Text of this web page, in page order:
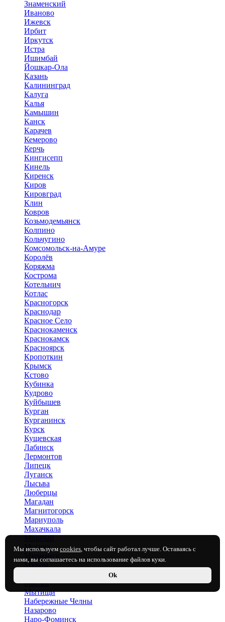
Мы используем cookies, чтобы сайт работал лучше. Оставаясь с
нами, вы соглашаетесь на использование файлов куки.
Ok
Знаменский
Иваново
Ижевск
Ирбит
Иркутск
Истра
Ишимбай
Йошкар-Ола
Казань
Калининград
Калуга
Калья
Камышин
Канск
Карачев
Кемерово
Керчь
Кингисепп
Кинель
Киренск
Киров
Кировград
Клин
Ковров
Козьмодемьянск
Колпино
Кольчугино
Комсомольск-на-Амуре
Королёв
Коряжма
Кострома
Котельнич
Котлас
Красногорск
Краснодар
Красное Село
Краснокаменск
Краснокамск
Красноярск
Кропоткин
Крымск
Кстово
Кубинка
Кудрово
Куйбышев
Курган
Курганинск
Курск
Кущевская
Лабинск
Лермонтов
Липецк
Луганск
Лысьва
Люберцы
Магадан
Магнитогорск
Мариуполь
Махачкала
Мирный
Москва
Муром
Мыски
Мытищи
Набережные Челны
Назарово
Наро-Фоминск